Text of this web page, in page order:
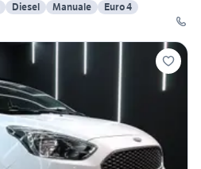
Diesel Manuale
Euro 4